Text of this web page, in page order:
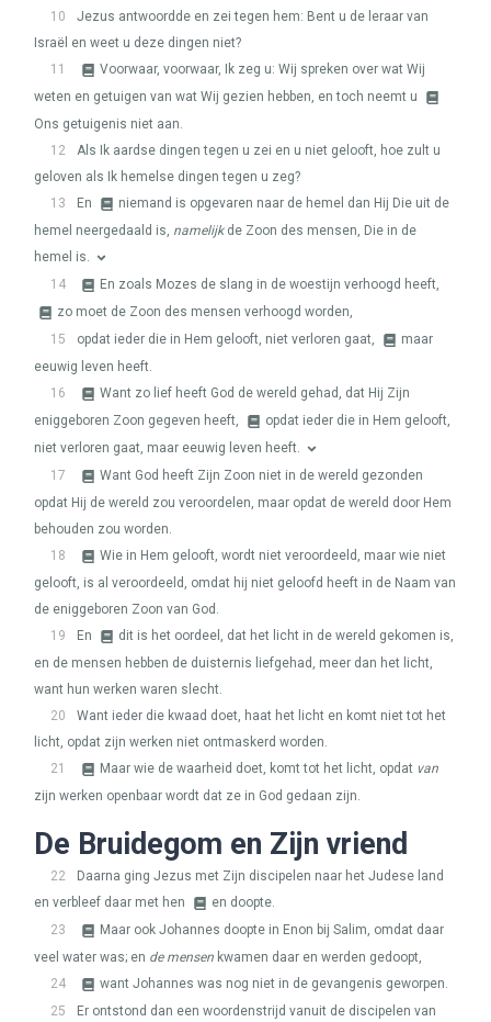
10
Jezus antwoordde en zei tegen hem: Bent u de leraar van
Israël en weet u deze dingen niet?
11
Voorwaar, voorwaar, Ik zeg u: Wij spreken over wat Wij
weten en getuigen van wat Wij gezien hebben, en toch neemt u
Ons getuigenis niet aan.
12
Als Ik aardse dingen tegen u zei en u niet gelooft, hoe zult u
geloven als Ik hemelse dingen tegen u zeg?
13
En
niemand is opgevaren naar de hemel dan Hij Die uit de
hemel neergedaald is, namelijkde Zoon des mensen, Die in de
hemel is.
14
En zoals Mozes de slang in de woestijn verhoogd heeft,
zo moet de Zoon des mensen verhoogd worden,
15
opdat ieder die in Hem gelooft, niet verloren gaat,
maar
eeuwig leven heeft.
16
Want zo lief heeft God de wereld gehad, dat Hij Zijn
eniggeboren Zoon gegeven heeft,
opdat ieder die in Hem gelooft,
niet verloren gaat, maar eeuwig leven heeft.
17
Want God heeft Zijn Zoon niet in de wereld gezonden
opdat Hij de wereld zou veroordelen, maar opdat de wereld door Hem
behouden zou worden.
18
Wie in Hem gelooft, wordt niet veroordeeld, maar wie niet
gelooft, is al veroordeeld, omdat hij niet geloofd heeft in de Naam van
de eniggeboren Zoon van God.
19
En
dit is het oordeel, dat het licht in de wereld gekomen is,
en de mensen hebben de duisternis liefgehad, meer dan het licht,
want hun werken waren slecht.
20
Want ieder die kwaad doet, haat het licht en komt niet tot het
licht, opdat zijn werken niet ontmaskerd worden.
21
Maar wie de waarheid doet, komt tot het licht, opdat van
zijn werken openbaar wordt dat ze in God gedaan zijn.
De Bruidegom en Zijn vriend
22
Daarna ging Jezus met Zijn discipelen naar het Judese land
en verbleef daar met hen
en doopte.
23
Maar ook Johannes doopte in Enon bij Salim, omdat daar
veel water was; en de mensen kwamen daar en werden gedoopt,
24
want Johannes was nog niet in de gevangenis geworpen.
25
Er ontstond dan een woordenstrijd vanuit de discipelen van